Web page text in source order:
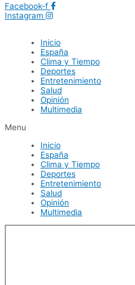
Facebook-f
Instagram
Inicio
España
Clima y Tiempo
Deportes
Entretenimiento
Salud
Opinión
Multimedia
Menu
Inicio
España
Clima y Tiempo
Deportes
Entretenimiento
Salud
Opinión
Multimedia